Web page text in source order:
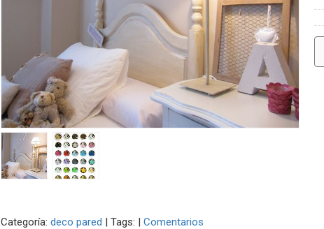
Categoría: deco pared | Tags: | Comentarios